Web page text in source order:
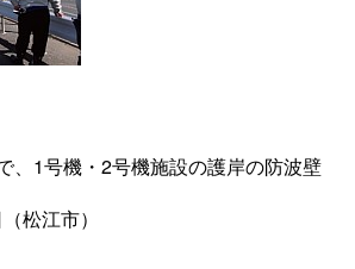
、1号機・2号機施設の護岸の防波壁
松江市）